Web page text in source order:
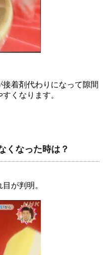
着剤代わりになって隙間
くなります。
くなった時は？
が判明。